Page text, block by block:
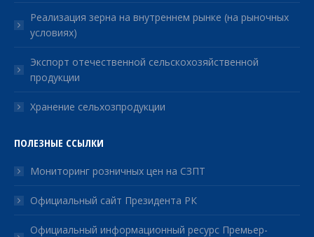
Реализация зерна на внутреннем рынке (на рыночных
условиях)
Экспорт отечественной сельскохозяйственной
продукции
Хранение сельхозпродукции
ПОЛЕЗНЫЕ ССЫЛКИ
Мониторинг розничных цен на СЗПТ
Официальный сайт Президента РК
Официальный информационный ресурс Премьер-